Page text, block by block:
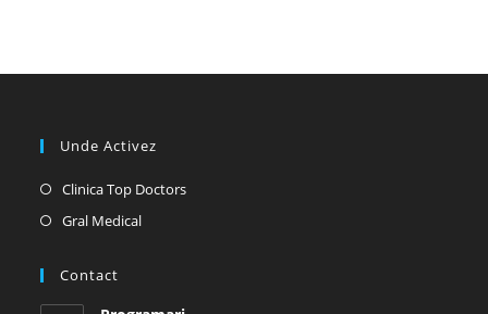
Unde Activez
Clinica Top DoctorsOpens
Gral MedicalOpens
Contact